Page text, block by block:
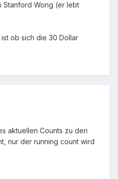
Stanford Wong (er lebt
ob sich die 30 Dollar
aktuellen Counts zu den
nur der running count wird